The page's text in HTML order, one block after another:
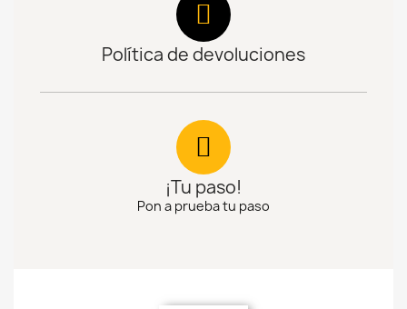
Política de devoluciones
¡Tu paso!
Pon a prueba tu paso